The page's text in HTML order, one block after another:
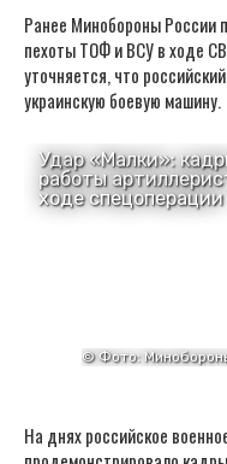
Ранее Минобороны России
пехоты ТОФ и ВСУ в ходе
уточняется, что
украинскую боевую машину.
На днях российское